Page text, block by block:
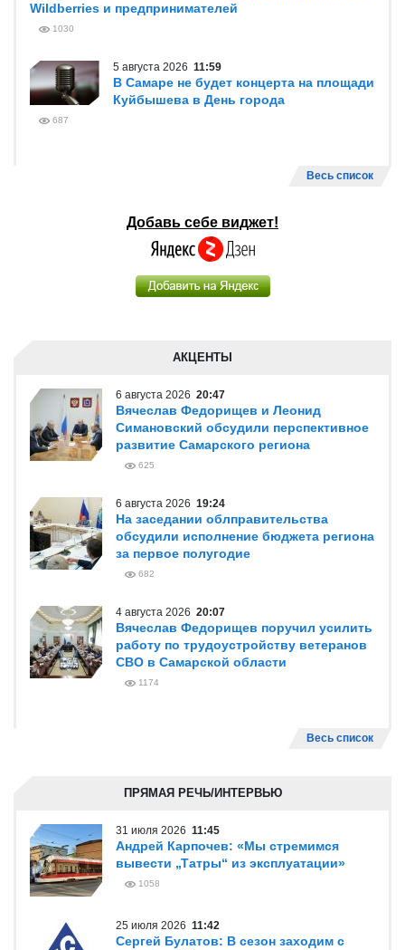
Wildberries и предпринимателей
1030
5 августа 2026 11:59
В Самаре не будет концерта на площади
Куйбышева в День города
687
Весь список
Добавь себе виджет!
АКЦЕНТЫ
6 августа 2026 20:47
Вячеслав Федорищев и Леонид
Симановский обсудили перспективное
развитие Самарского региона
625
6 августа 2026 19:24
На заседании облправительства
обсудили исполнение бюджета региона
за первое полугодие
682
4 августа 2026 20:07
Вячеслав Федорищев поручил усилить
работу по трудоустройству ветеранов
СВО в Самарской области
1174
Весь список
ПРЯМАЯ РЕЧЬ/ИНТЕРВЬЮ
31 июля 2026 11:45
Андрей Карпочев: «Мы стремимся
вывести „Татры“ из эксплуатации»
1058
25 июля 2026 11:42
Сергей Булатов: В сезон заходим с